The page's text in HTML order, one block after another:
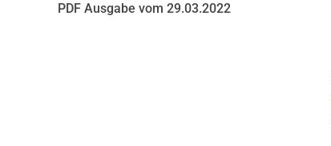
PDF Ausgabe vom 29.03.2022